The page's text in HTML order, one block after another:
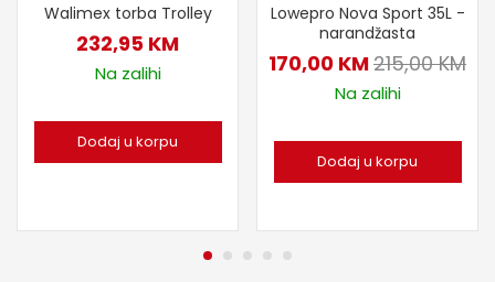
Walimex torba Trolley
232,95 KM
Na zalihi
Dodaj u korpu
Lowepro Nova Sport 35L -
narandžasta
170,00 KM215,00KM
Na zalihi
Dodaj u korpu